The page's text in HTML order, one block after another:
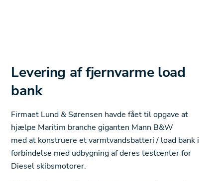
Levering af fjernvarme load
bank
Firmaet Lund & Sørensen havde fået til opgave at
hjælpe Maritim branche giganten Mann B&W
med at konstruere et varmtvandsbatteri / load bank i
forbindelse med udbygning af deres testcenter for
Diesel skibsmotorer.